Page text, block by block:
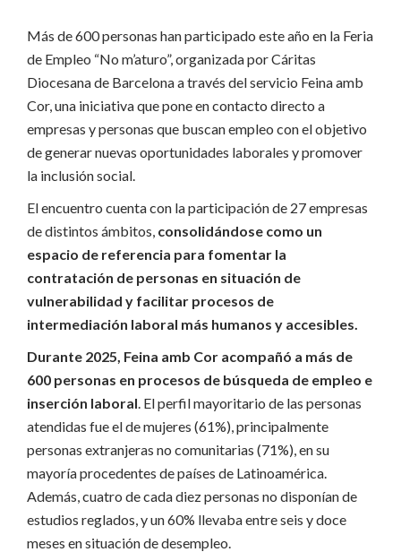
Más de 600 personas han participado este año en la Feria
de Empleo “No m’aturo”, organizada por Cáritas
Diocesana de Barcelona a través del servicio Feina amb
Cor, una iniciativa que pone en contacto directo a
empresas y personas que buscan empleo con el objetivo
de generar nuevas oportunidades laborales y promover
la inclusión social.
El encuentro cuenta con la participación de 27 empresas
de distintos ámbitos, consolidándose como un
espacio de referencia para fomentar la
contratación de personas en situación de
vulnerabilidad y facilitar procesos de
intermediación laboral más humanos y accesibles.
Durante 2025, Feina amb Cor acompañó a más de
600 personas en procesos de búsqueda de empleo e
inserción laboral . El perfil mayoritario de las personas
atendidas fue el de mujeres (61%), principalmente
personas extranjeras no comunitarias (71%), en su
mayoría procedentes de países de Latinoamérica.
Además, cuatro de cada diez personas no disponían de
estudios reglados, y un 60% llevaba entre seis y doce
meses en situación de desempleo.